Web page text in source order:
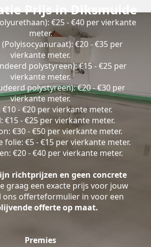
Prijs in Diksmuide
€25 - €40 per vierkante
meter.
€20 - €35 per
vierkante meter.
polystyreen): €15 - €25 per
vierkante meter.
polystyreen): €20 - €30 per
vierkante meter.
€10 - €20 per vierkante meter.
€15 - €25 per vierkante meter.
€30 - €50 per vierkante meter.
folie: €5 - €15 per vierkante meter.
€20 - €40 per vierkante meter.
richtprijzen en geen concrete
graag een exacte prijs voor jouw
ons offerteformulier in voor een
offerte op maat.
Premies